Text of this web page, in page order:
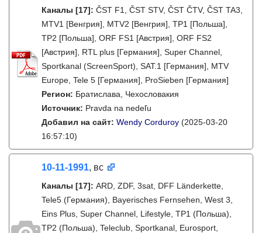
Каналы [17]: ČST F1, ČST STV, ČST ČTV, ČST TA3,
MTV1 [Венгрия], MTV2 [Венгрия], TP1 [Польша],
TP2 [Польша], ORF FS1 [Австрия], ORF FS2
[Австрия], RTL plus [Германия], Super Channel,
Sportkanal (ScreenSport), SAT.1 [Германия], MTV
Europe, Tele 5 [Германия], ProSieben [Германия]
Регион: Братислава, Чехословакия
Источник: Pravda na nedeľu
Добавил на сайт: Wendy Corduroy (2025-03-20
16:57:10)
10-11-1991, вс
Каналы [17]: ARD, ZDF, 3sat, DFF Länderkette,
Tele5 (Германия), Bayerisches Fernsehen, West 3,
Eins Plus, Super Channel, Lifestyle, TP1 (Польша),
TP2 (Польша), Teleclub, Sportkanal, Eurosport,